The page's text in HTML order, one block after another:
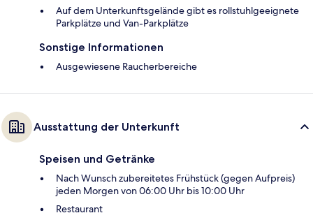
Auf dem Unterkunftsgelände gibt es rollstuhlgeeignete
Parkplätze und Van-Parkplätze
Sonstige Informationen
Ausgewiesene Raucherbereiche
Ausstattung der Unterkunft
Speisen und Getränke
Nach Wunsch zubereitetes Frühstück (gegen Aufpreis)
jeden Morgen von 06:00 Uhr bis 10:00 Uhr
Restaurant